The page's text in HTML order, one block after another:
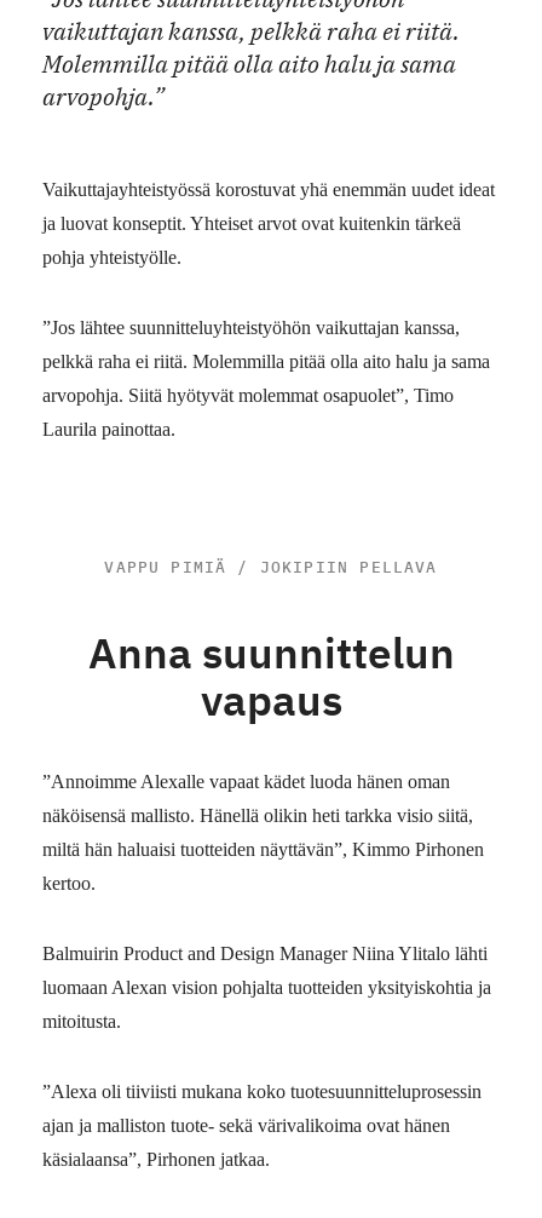
vaikuttajan kanssa, pelkkä raha ei riitä.
Molemmilla pitää olla aito halu ja sama
arvopohja.”
Vaikuttajayhteistyössä korostuvat yhä enemmän uudet ideat
ja luovat konseptit. Yhteiset arvot ovat kuitenkin tärkeä
pohja yhteistyölle.
”Jos lähtee suunnitteluyhteistyöhön vaikuttajan kanssa,
pelkkä raha ei riitä. Molemmilla pitää olla aito halu ja sama
arvopohja. Siitä hyötyvät molemmat osapuolet”, Timo
Laurila painottaa.
VAPPU PIMIÄ / JOKIPIIN PELLAVA
Anna suunnittelun
vapaus
”Annoimme Alexalle vapaat kädet luoda hänen oman
näköisensä mallisto. Hänellä olikin heti tarkka visio siitä,
miltä hän haluaisi tuotteiden näyttävän”, Kimmo Pirhonen
kertoo.
Balmuirin Product and Design Manager Niina Ylitalo lähti
luomaan Alexan vision pohjalta tuotteiden yksityiskohtia ja
mitoitusta.
”Alexa oli tiiviisti mukana koko tuotesuunnitteluprosessin
ajan ja malliston tuote- sekä värivalikoima ovat hänen
käsialaansa”, Pirhonen jatkaa.